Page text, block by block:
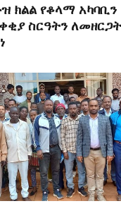
ክልል የቆላማ
ስርዓትን